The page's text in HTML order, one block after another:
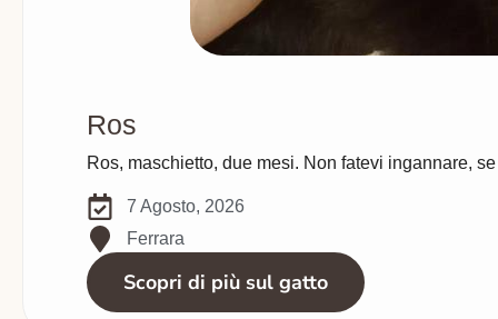
Ros
Ros, maschietto, due mesi. Non fatevi ingannare,
7 Agosto, 2026
Ferrara
Scopri di più sul gatto